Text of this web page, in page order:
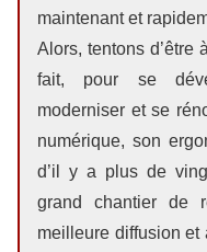
maintenant et
Alors, tentons d’être
fait, pour se
moderniser et se
numérique, son
d’il y a plus de
grand chantier de
meilleure diffusion et